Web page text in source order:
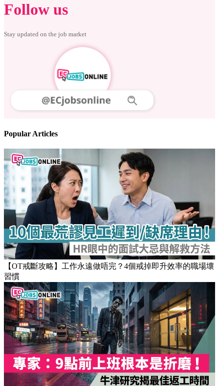
Follow us
Stay updated on the job market
Popular Articles
【OT戒斷攻略】工作永遠做唔完？4個戒掉即升效率的職場壞
習慣